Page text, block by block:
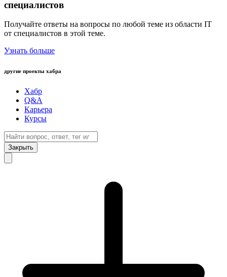
специалистов
Получайте ответы на вопросы по любой теме из области IT
от специалистов в этой теме.
Узнать больше
другие проекты хабра
Хабр
Q&A
Карьера
Курсы
Закрыть